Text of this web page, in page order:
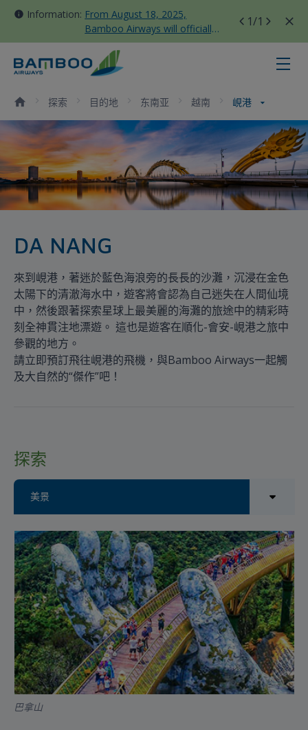
Information: From August 18, 2025,
Bamboo Airways will officially
move all domestic flights to
Tan Son Nhat Terminal T3
1/1
峴港 - Bamboo Airways
探索 目的地 东南亚 越南 峴港
DA NANG
來到峴港，著迷於藍色海浪旁的長長的沙灘，沉浸在金色
太陽下的清澈海水中，遊客將會認為自己迷失在人間仙境
中，然後跟著探索星球上最美麗的海灘的旅途中的精彩時
刻全神貫注地漂遊。 這也是遊客在順化-會安-峴港之旅中
參觀的地方。
請立即預訂飛往峴港的飛機，與Bamboo Airways一起觸
及大自然的“傑作”吧！
探索
美景
巴拿山